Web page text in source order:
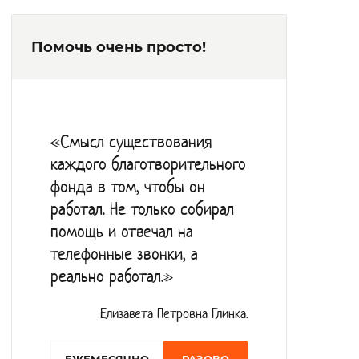
также оказывается помощь в приёме
интернате процедуры: измерение
температуры тела и артериального
давления, контроль приема лекарств,
инъекции по назначению врача,
оздоровительная гимнастика, занятия
адаптивной физкультурой, прогулки.
В рамках получения социально-
Помочь очень просто!
«Смысл существования
каждого благотворительного
фонда в том, чтобы он
работал. Не только собирал
помощь и отвечал на
телефонные звонки, а
реально работал.»
Елизавета Петровна Глинка.